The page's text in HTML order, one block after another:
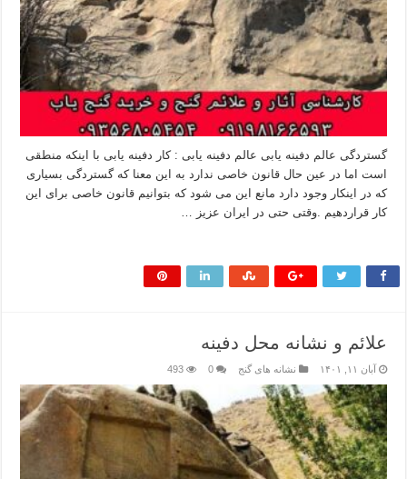
گستردگی عالم دفینه یابی عالم دفینه یابی : کار دفینه یابی با اینکه منطقی
است اما در عین حال قانون خاصی ندارد به این معنا که گستردگی بسیاری
که در اینکار وجود دارد مانع این می شود که بتوانیم قانون خاصی برای این
کار قراردهیم .وقتی حتی در ایران عزیز …
علائم و نشانه‌ محل دفینه
آبان ۱۱, ۱۴۰۱ نشانه های گنج 0
493